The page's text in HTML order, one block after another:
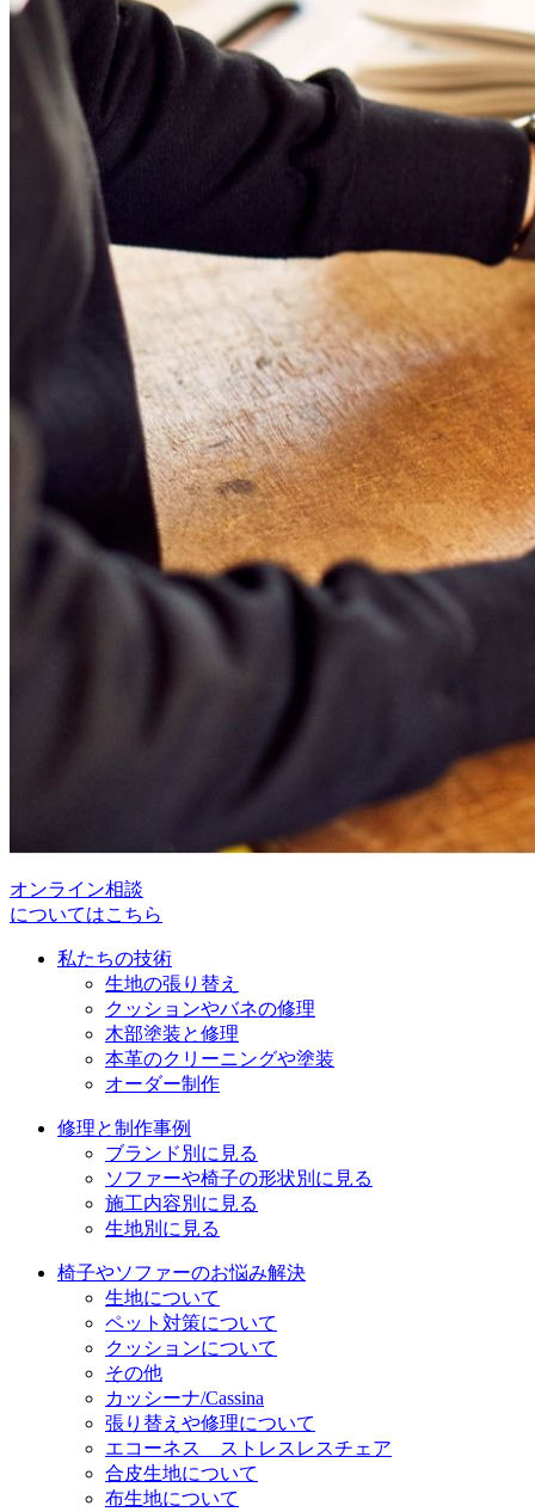
シ
ン
オンライン相談
についてはこちら
私たちの技術
生地の張り替え
クッションやバネの修理
木部塗装と修理
本革のクリーニングや塗装
オーダー制作
修理と制作事例
ブランド別に見る
ソファーや椅子の形状別に見る
施工内容別に見る
生地別に見る
椅子やソファーのお悩み解決
生地について
ペット対策について
クッションについて
その他
カッシーナ/Cassina
張り替えや修理について
エコーネス ストレスレスチェア
合皮生地について
布生地について